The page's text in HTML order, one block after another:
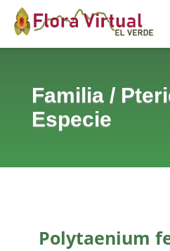
Familia/
Especie
Polytaenium